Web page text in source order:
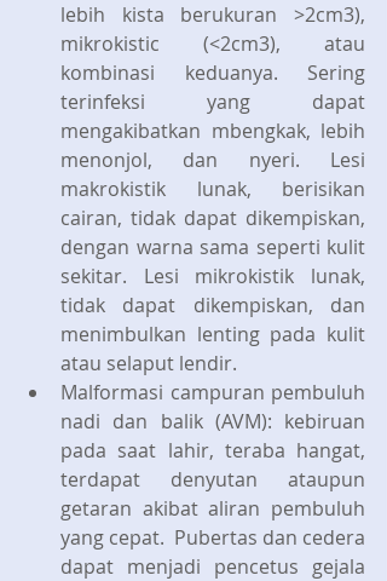
lebih kista berukuran >2cm3),
mikrokistic (<2cm3), atau
kombinasi keduanya. Sering
terinfeksi yang dapat
mengakibatkan mbengkak, lebih
menonjol, dan nyeri. Lesi
makrokistik lunak, berisikan
cairan, tidak dapat dikempiskan,
dengan warna sama seperti kulit
sekitar. Lesi mikrokistik lunak,
tidak dapat dikempiskan, dan
menimbulkan lenting pada kulit
atau selaput lendir.
Malformasi campuran pembuluh
nadi dan balik (AVM): kebiruan
pada saat lahir, teraba hangat,
terdapat denyutan ataupun
getaran akibat aliran pembuluh
yang cepat.  Pubertas dan cedera
dapat menjadi pencetus gejala